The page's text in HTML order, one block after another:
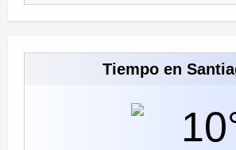
Tiempo en